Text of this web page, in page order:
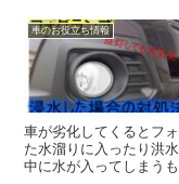
車のお役立ち情報
車が劣化してくるとフ
た水溜りに入ったり洪
中に水が入ってしまう